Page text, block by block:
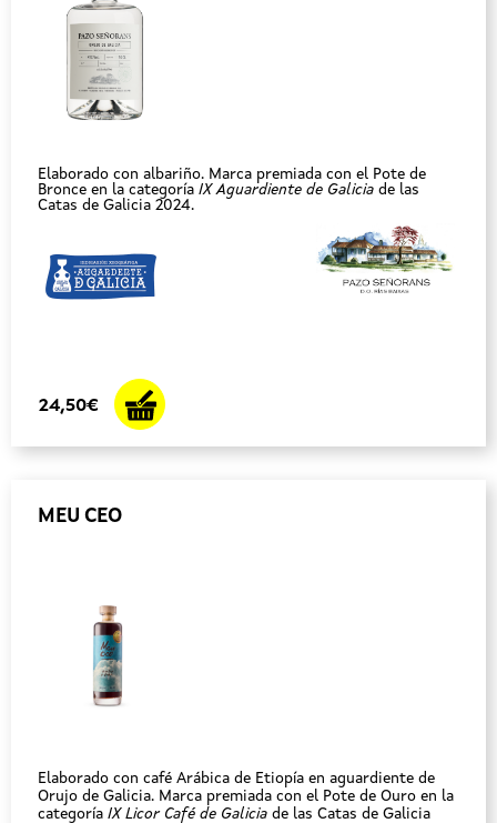
Elaborado con albariño. Marca premiada con el Pote de
Bronce en la categoría IX Aguardiente de Galicia de las
Catas de Galicia 2024.
24,50€
MEU CEO
Elaborado con café Arábica de Etiopía en aguardiente de
Orujo de Galicia. Marca premiada con el Pote de Ouro en la
categoría IX Licor Café de Galicia de las Catas de Galicia